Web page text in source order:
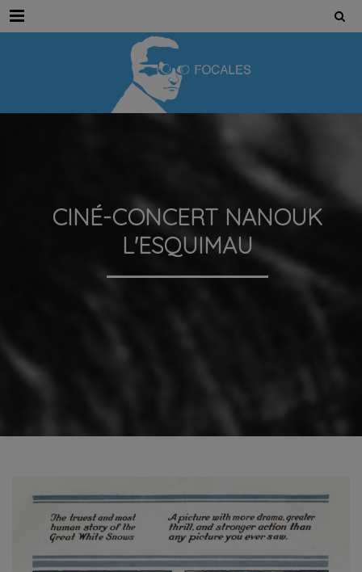
Menu
CINÉ-CONCERT NANOUK
L'ESQUIMAU